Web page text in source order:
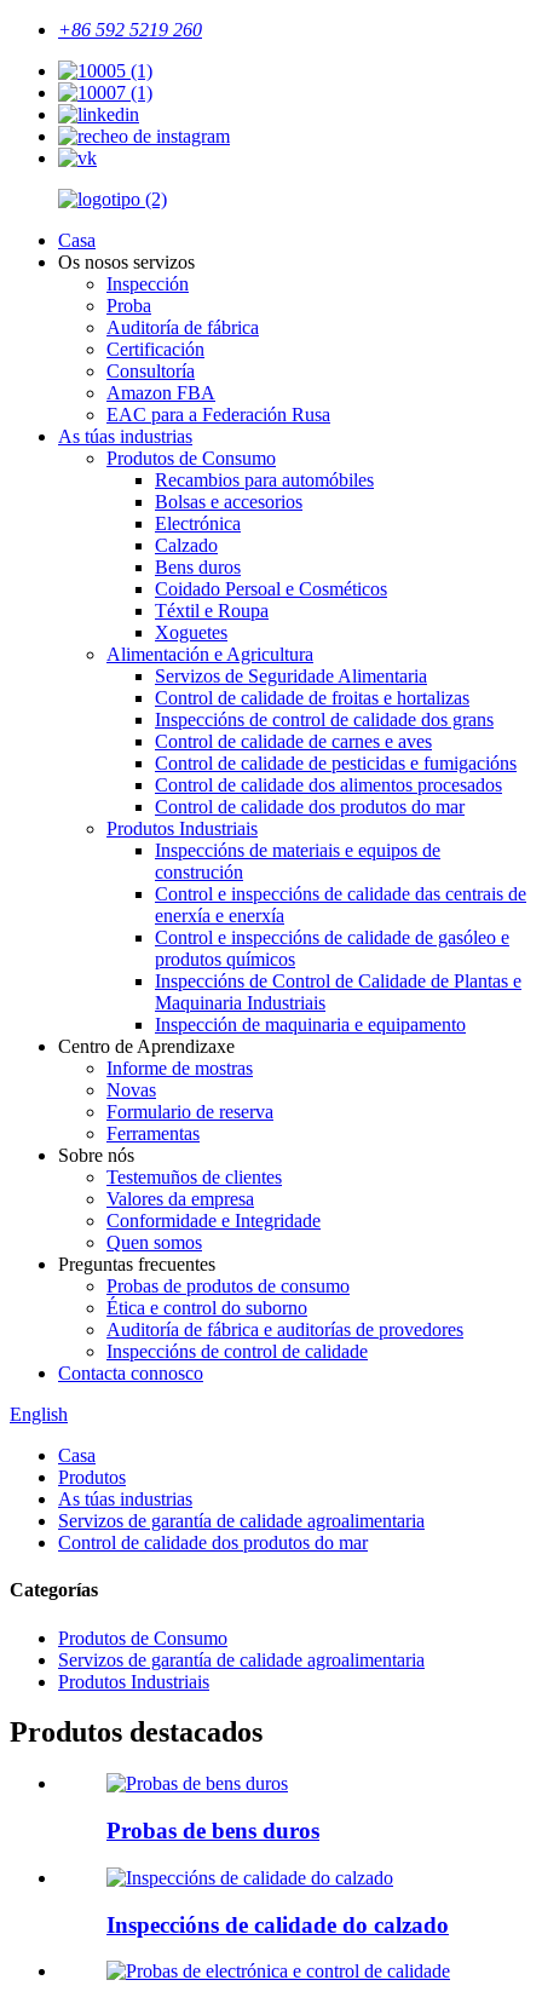
+86 592 5219 260
Casa
Os nosos servizos
Inspección
Proba
Auditoría de fábrica
Certificación
Consultoría
Amazon FBA
EAC para a Federación Rusa
As túas industrias
Produtos de Consumo
Recambios para automóbiles
Bolsas e accesorios
Electrónica
Calzado
Bens duros
Coidado Persoal e Cosméticos
Téxtil e Roupa
Xoguetes
Alimentación e Agricultura
Servizos de Seguridade Alimentaria
Control de calidade de froitas e hortalizas
Inspeccións de control de calidade dos grans
Control de calidade de carnes e aves
Control de calidade de pesticidas e fumigacións
Control de calidade dos alimentos procesados
Control de calidade dos produtos do mar
Produtos Industriais
Inspeccións de materiais e equipos de
construción
Control e inspeccións de calidade das centrais de
enerxía e enerxía
Control e inspeccións de calidade de gasóleo e
produtos químicos
Inspeccións de Control de Calidade de Plantas e
Maquinaria Industriais
Inspección de maquinaria e equipamento
Centro de Aprendizaxe
Informe de mostras
Novas
Formulario de reserva
Ferramentas
Sobre nós
Testemuños de clientes
Valores da empresa
Conformidade e Integridade
Quen somos
Preguntas frecuentes
Probas de produtos de consumo
Ética e control do suborno
Auditoría de fábrica e auditorías de provedores
Inspeccións de control de calidade
Contacta connosco
English
Casa
Produtos
As túas industrias
Servizos de garantía de calidade agroalimentaria
Control de calidade dos produtos do mar
Categorías
Produtos de Consumo
Servizos de garantía de calidade agroalimentaria
Produtos Industriais
Produtos destacados
Probas de bens duros
Inspeccións de calidade do calzado